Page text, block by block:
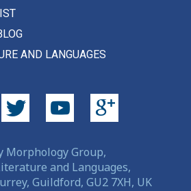
AND LANGUAGES
Morphology Group,
and Languages,
Guildford, GU2 7XH, UK